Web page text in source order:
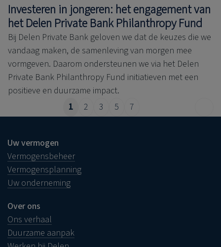
Investeren in jongeren: het engagement van
het Delen Private Bank Philanthropy Fund
Bij Delen Private Bank geloven we dat de keuzes die we
vandaag maken, de samenleving van morgen mee
vormgeven. Daarom ondersteunen we via het Delen
Private Bank Philanthropy Fund initiatieven met een
positieve en duurzame impact.
1
2 3 5 7
Uw vermogen
Vermogensbeheer
Vermogensplanning
Uw onderneming
Over ons
Ons verhaal
Duurzame aanpak